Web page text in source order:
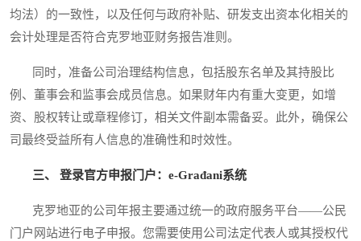
均法）的一致性，以及任何与政府补贴、研发支出资本化相关的
会计处理是否符合克罗地亚财务报告准则。
同时，准备公司治理结构信息，包括股东名单及其持股比
例、董事会和监事会成员信息。如果财年内有重大变更，如增
资、股权转让或章程修订，相关文件副本需备妥。此外，确保公
司最终受益所有人信息的准确性和时效性。
三、 登录官方申报门户：e-Građani系统
克罗地亚的公司年报主要通过统一的政府服务平台——公民
门户网站进行电子申报。您需要使用公司法定代表人或其授权代